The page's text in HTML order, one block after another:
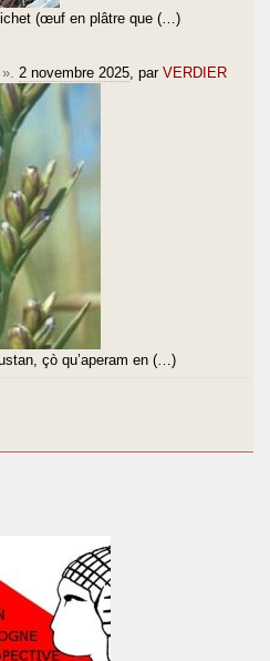
(œuf en plâtre que (…)
2 novembre 2025 , par VERDIER
çò qu’aperam en (…)